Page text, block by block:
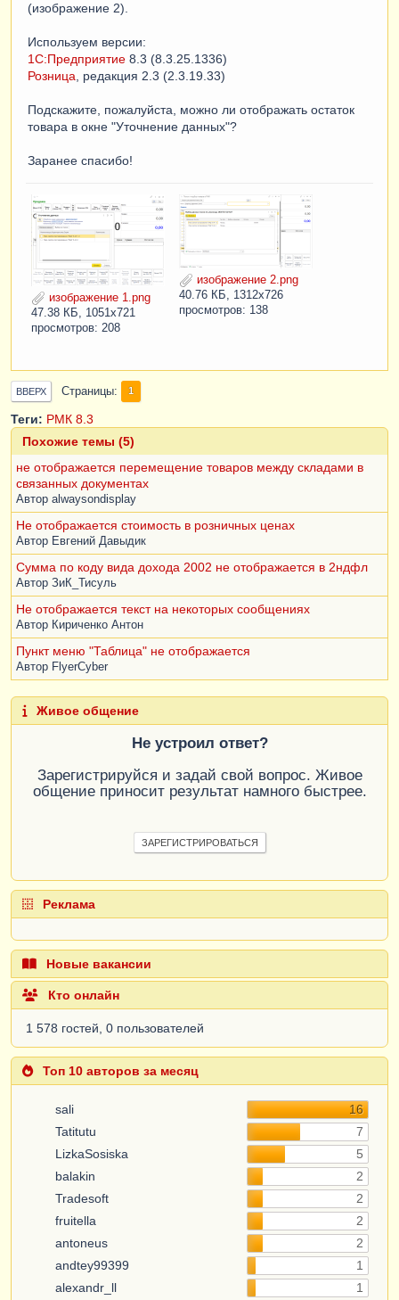
(изображение 2).
Используем версии:
1С:Предприятие 8.3 (8.3.25.1336)
Розница , редакция 2.3 (2.3.19.33)
Подскажите, пожалуйста, можно ли отображать остаток
товара в окне "Уточнение данных"?
Заранее спасибо!
изображение 1.png
47.38 КБ, 1051x721
просмотров: 208
изображение 2.png
40.76 КБ, 1312x726
просмотров: 138
ВВЕРХ Страницы 1
Теги: РМК 8.3
Похожие темы (5)
не отображается перемещение товаров между складами в
связанных документах
Автор alwaysondisplay
Не отображается стоимость в розничных ценах
Автор Евгений Давыдик
Сумма по коду вида дохода 2002 не отображается в 2ндфл
Автор ЗиК_Тисуль
Не отображается текст на некоторых сообщениях
Автор Кириченко Антон
Пункт меню "Таблица" не отображается
Автор FlyerCyber
Живое общение
Не устроил ответ?
Зарегистрируйся и задай свой вопрос. Живое
общение приносит результат намного быстрее.
ЗАРЕГИСТРИРОВАТЬСЯ
Реклама
Новые вакансии
Кто онлайн
1 578 гостей, 0 пользователей
Топ 10 авторов за месяц
sali
16
Tatitutu
7
LizkaSosiska
5
balakin
2
Tradesoft
2
fruitella
2
antoneus
2
andtey99399
1
alexandr_ll
1